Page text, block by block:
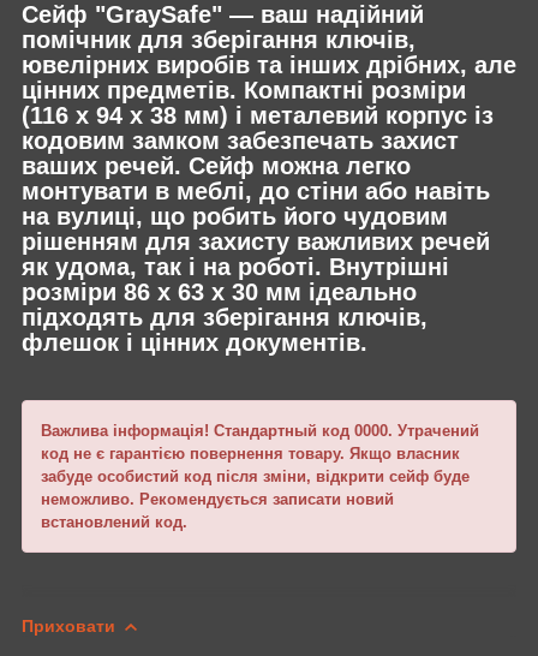
Сейф "GraySafe" — ваш надійний
помічник для зберігання ключів,
ювелірних виробів та інших дрібних, але
цінних предметів. Компактні розміри
(116 х 94 х 38 мм) і металевий корпус із
кодовим замком забезпечать захист
ваших речей. Сейф можна легко
монтувати в меблі, до стіни або навіть
на вулиці, що робить його чудовим
рішенням для захисту важливих речей
як удома, так і на роботі. Внутрішні
розміри 86 х 63 х 30 мм ідеально
підходять для зберігання ключів,
флешок і цінних документів.
Важлива інформація! Стандартный код 0000. Утрачений
код не є гарантією повернення товару. Якщо власник
забуде особистий код після зміни, відкрити сейф буде
неможливо. Рекомендується записати новий
встановлений код.
Приховати